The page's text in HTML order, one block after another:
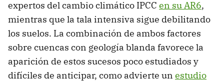
expertos del cambio climático IPCC en su AR6,
mientras que la tala intensiva sigue debilitando
los suelos. La combinación de ambos factores
sobre cuencas con geología blanda favorece la
aparición de estos sucesos poco estudiados y
difíciles de anticipar, como advierte un estudio